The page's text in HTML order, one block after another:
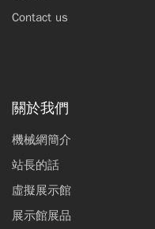
Contact us
關於我們
機械網簡介
站長的話
虛擬展示館
展示館展品